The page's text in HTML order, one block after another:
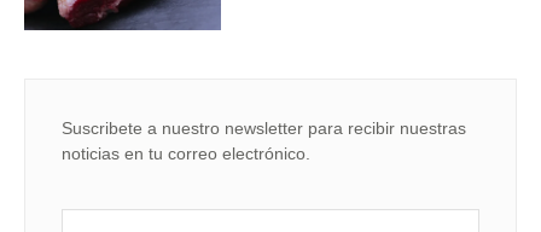
Suscribete a nuestro newsletter para recibir nuestras
noticias en tu correo electrónico.